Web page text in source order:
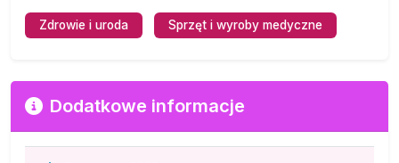
Zdrowie i uroda Sprzęt i wyroby medyczne
Dodatkowe informacje